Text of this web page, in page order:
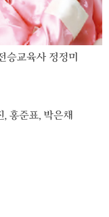
승교육사 정정미
, 홍준표, 박은채